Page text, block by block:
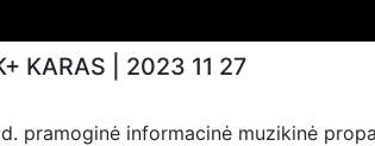
KARAS | 2023 11 27
pramoginė informacinė muzikinė